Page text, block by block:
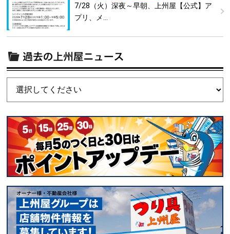
7/28（火）深夜～早朝、上州屋【公式】ア
プリ、メ…